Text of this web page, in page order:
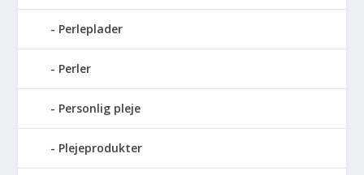
Perleplader
Perler
Personlig pleje
Plejeprodukter